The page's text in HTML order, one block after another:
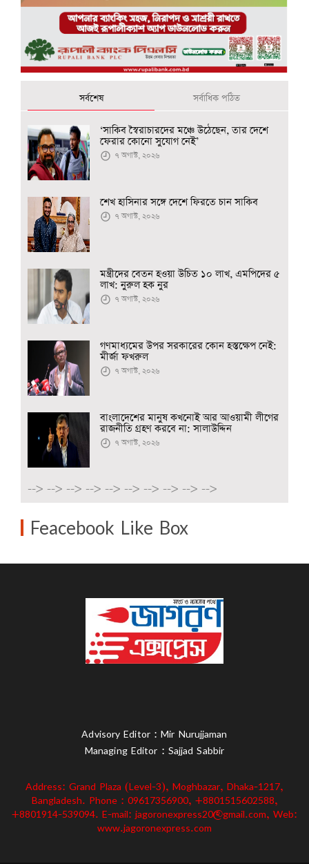
সর্বশেষ সর্বাধিক পঠিত
‘সাকিব স্বৈরাচারদের মঞ্চে উঠেছেন, তার দেশে
ফেরার কোনো সুযোগ নেই’
৭ অগাস্ট, ২০২৬
শেখ হাসিনার সঙ্গে দেশে ফিরতে চান সাকিব
৭ অগাস্ট, ২০২৬
মন্ত্রীদের বেতন হওয়া উচিত ১০ লাখ, এমপিদের ৫
লাখ: নুরুল হক নুর
৭ অগাস্ট, ২০২৬
গণমাধ্যমের উপর সরকারের কোন হস্তক্ষেপ নেই:
মীর্জা ফখরুল
৭ অগাস্ট, ২০২৬
বাংলাদেশের মানুষ কখনোই আর আওয়ামী লীগের
রাজনীতি গ্রহণ করবে না: সালাউদ্দিন
৭ অগাস্ট, ২০২৬
--> --> --> --> --> --> --> --> --> -->
Feacebook Like Box
Advisory Editor : Mir Nurujjaman
Managing Editor : Sajjad Sabbir
Address: Grand Plaza (Level-3), Moghbazar, Dhaka-1217,
Bangladesh. Phone : 09617356900, +8801515602588,
+8801914-539094. E-mail: jagoronexpress20@gmail.com, Web:
www.jagoronexpress.com